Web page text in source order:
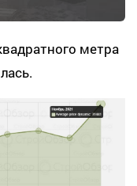
метра